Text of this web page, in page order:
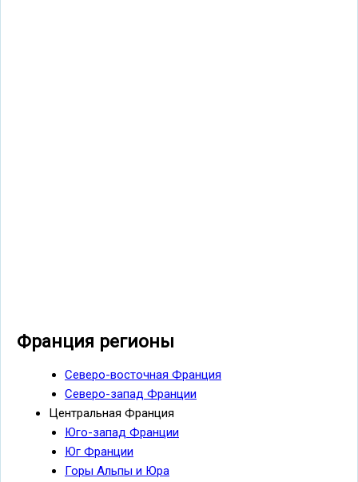
Франция регионы
Северо-восточная Франция
Северо-запад Франции
Центральная Франция
Юго-запад Франции
Юг Франции
Горы Альпы и Юра